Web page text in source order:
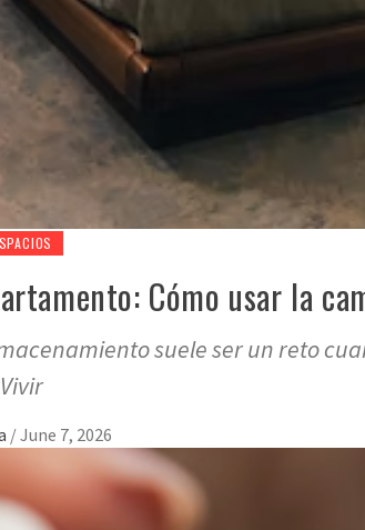
Cómo usar la
suele ser un reto
/June 7, 2026